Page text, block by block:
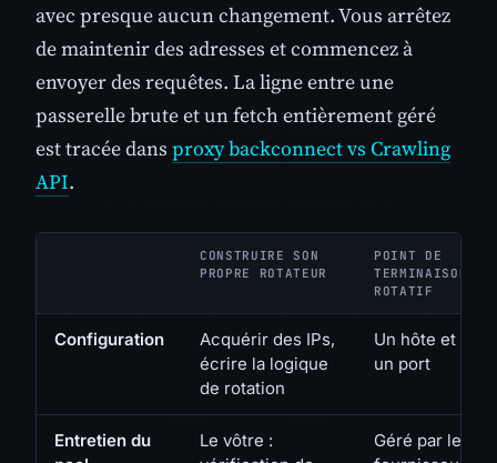
avec presque aucun changement. Vous arrêtez
de maintenir des adresses et commencez à
envoyer des requêtes. La ligne entre une
passerelle brute et un fetch entièrement géré
est tracée dans proxy backconnect vs Crawling
API.
CONSTRUIRE SON
PROPRE ROTATEUR
POINT DE
TERMINAISON
ROTATIF
Configuration
Acquérir des IPs,
écrire la logique
de rotation
Un hôte et
un port
Entretien du
Le vôtre :
Géré par le